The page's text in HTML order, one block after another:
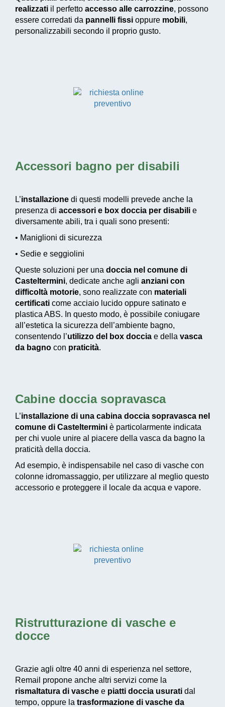
realizzati il perfetto accesso alle carrozzine, possono
essere corredati da pannelli fissi oppure mobili,
personalizzabili secondo il proprio gusto.
Accessori bagno per disabili
L’installazione di questi modelli prevede anche la
presenza di accessori e box doccia per disabili e
diversamente abili, tra i quali sono presenti:
• Maniglioni di sicurezza
• Sedie e seggiolini
Queste soluzioni per una doccia nel comune di
Casteltermini, dedicate anche agli anziani con
difficoltà motorie, sono realizzate con materiali
certificati come acciaio lucido oppure satinato e
plastica ABS. In questo modo, è possibile coniugare
all’estetica la sicurezza dell’ambiente bagno,
consentendo l’utilizzo del box doccia e della vasca
da bagno con praticità.
Cabine doccia sopravasca
L’installazione di una cabina doccia sopravasca nel
comune di Casteltermini è particolarmente indicata
per chi vuole unire al piacere della vasca da bagno la
praticità della doccia.
Ad esempio, è indispensabile nel caso di vasche con
colonne idromassaggio, per utilizzare al meglio questo
accessorio e proteggere il locale da acqua e vapore.
Ristrutturazione di vasche e
docce
Grazie agli oltre 40 anni di esperienza nel settore,
Remail propone anche altri servizi come la
rismaltatura di vasche e piatti doccia usurati dal
tempo, oppure la trasformazione di vasche da